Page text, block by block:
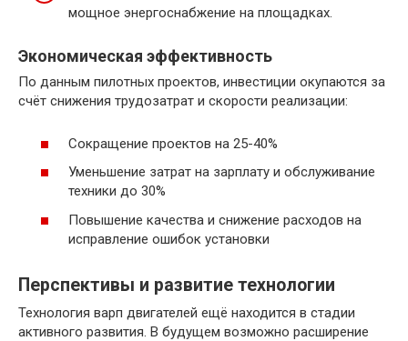
мощное энергоснабжение на площадках.
Экономическая эффективность
По данным пилотных проектов, инвестиции окупаются за
счёт снижения трудозатрат и скорости реализации:
Сокращение проектов на 25-40%
Уменьшение затрат на зарплату и обслуживание
техники до 30%
Повышение качества и снижение расходов на
исправление ошибок установки
Перспективы и развитие технологии
Технология варп двигателей ещё находится в стадии
активного развития. В будущем возможно расширение